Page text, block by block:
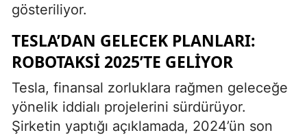
gösteriliyor.
TESLA’DAN GELECEK PLANLARI:
ROBOTAKSI 2025’TE GELIYOR
Tesla, finansal zorluklara rağmen geleceğe
yönelik iddialı projelerini sürdürüyor.
Şirketin yaptığı açıklamada, 2024’ün son